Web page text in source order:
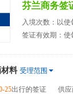
芬兰商务签
入境次数：以
签证有效期：使
料 受理范围
25出行的签证 供